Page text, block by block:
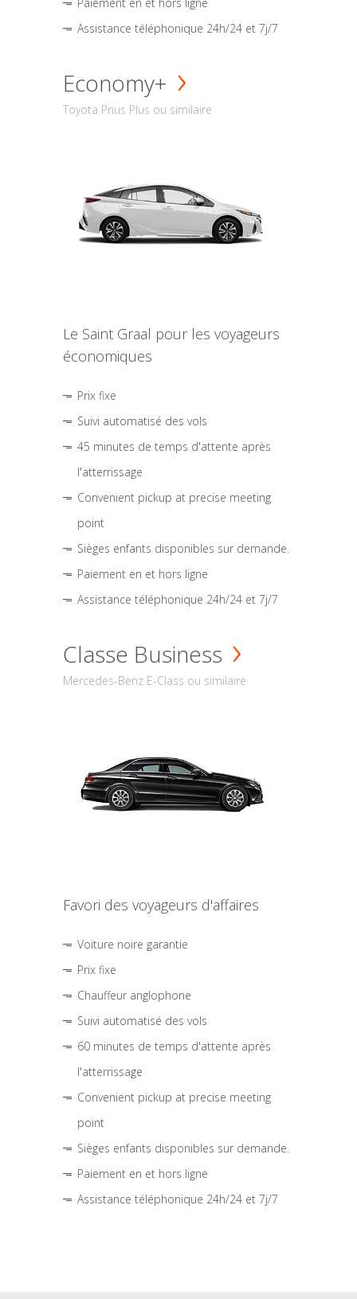
Assistance téléphonique 24h/24 et 7j/7
Economy+
Toyota Prius Plus ou similaire
Le Saint Graal pour les voyageurs
économiques
Prix fixe
Suivi automatisé des vols
45 minutes de temps d'attente après
l'atterrissage
Convenient pickup at precise meeting
point
Sièges enfants disponibles sur demande.
Paiement en et hors ligne
Assistance téléphonique 24h/24 et 7j/7
Classe Business
Mercedes-Benz E-Class ou similaire
Favori des voyageurs d'affaires
Voiture noire garantie
Prix fixe
Chauffeur anglophone
Suivi automatisé des vols
60 minutes de temps d'attente après
l'atterrissage
Convenient pickup at precise meeting
point
Sièges enfants disponibles sur demande.
Paiement en et hors ligne
Assistance téléphonique 24h/24 et 7j/7